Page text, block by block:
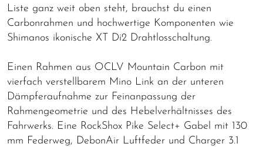
Liste ganz weit oben steht, brauchst du einen
Carbonrahmen und hochwertige Komponenten wie
Shimanos ikonische XT Di2 Drahtlosschaltung.
Einen Rahmen aus OCLV Mountain Carbon mit
vierfach verstellbarem Mino Link an der unteren
Dämpferaufnahme zur Feinanpassung der
Rahmengeometrie und des Hebelverhältnisses des
Fahrwerks. Eine RockShox Pike Select+ Gabel mit 130
mm Federweg, DebonAir Luftfeder und Charger 3.1